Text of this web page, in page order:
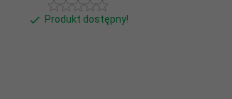
Produkt dostępny!